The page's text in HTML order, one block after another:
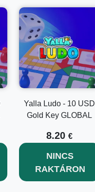
Yalla Ludo - 10 USD
Gold Key GLOBAL
8.20 €
NINCS
RAKTÁRON